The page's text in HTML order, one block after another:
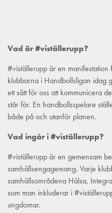
Vad är #viställerupp?
#viställerupp är en manifestation
klubbarna i Handbollsligan idag
ett sätt för oss att kommunicera
står för. En handbollsspelare
både på och utanför planen.
Vad ingår i #viställerupp?
#viställerupp är en gemensam
samhällsengagemang. Varje
samhällsområdena Hälsa,
som man inkluderar i
ungdomar.